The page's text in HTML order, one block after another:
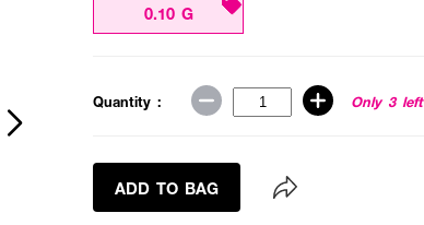
0.10 G
Quantity : Only 3 left
ADD TO BAG